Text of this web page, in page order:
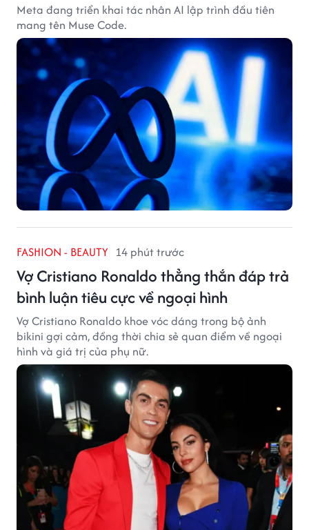
Meta đang triển khai tác nhân AI lập trình đầu tiên
mang tên Muse Code.
FASHION - BEAUTY 14 phút trước
Vợ Cristiano Ronaldo thẳng thắn đáp trả
bình luận tiêu cực về ngoại hình
Vợ Cristiano Ronaldo khoe vóc dáng trong bộ ảnh
bikini gợi cảm, đồng thời chia sẻ quan điểm về ngoại
hình và giá trị của phụ nữ.